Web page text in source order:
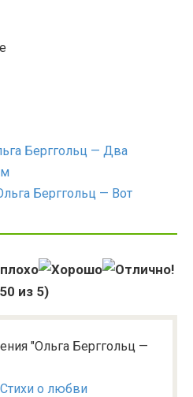
Берггольц — Два
Берггольц — Вот
из 5)
"Ольга Берггольц —
о любви